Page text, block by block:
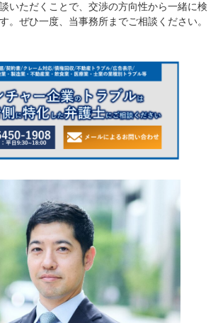
いただくことで、交渉の方向性から一緒に検
。ぜひ一度、当事務所までご相談ください。